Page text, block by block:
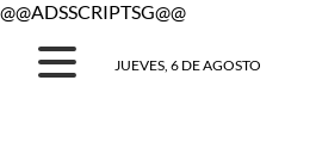
@@ADSSCRIPTSG@@
JUEVES, 6 DE AGOSTO